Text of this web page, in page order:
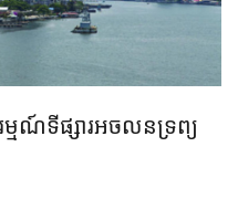
មណ៍​​ទីផ្សារ​អចលនទ្រព្យ​​